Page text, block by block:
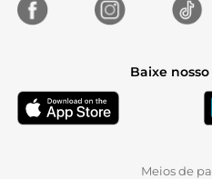
Baixe
Meios de